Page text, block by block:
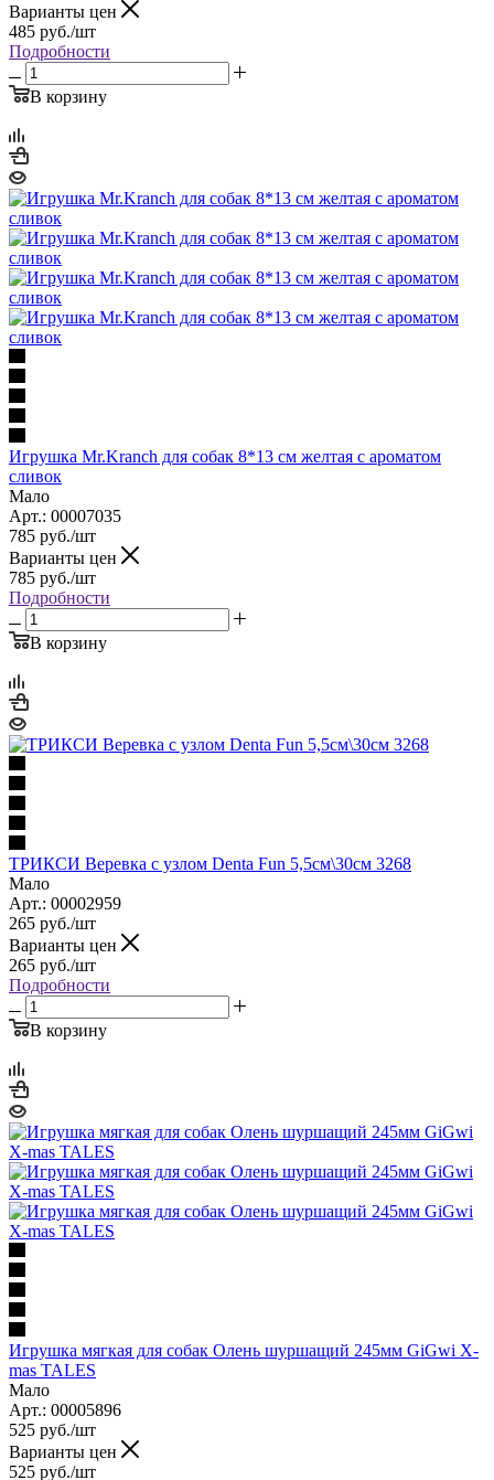
Варианты цен
485 руб./шт
Подробности
В корзину
Игрушка Mr.Kranch для собак 8*13 см желтая с ароматом
сливок
Мало
Арт.: 00007035
785 руб./шт
Варианты цен
785 руб./шт
Подробности
В корзину
ТРИКСИ Веревка с узлом Denta Fun 5,5см\30см 3268
Мало
Арт.: 00002959
265 руб./шт
Варианты цен
265 руб./шт
Подробности
В корзину
Игрушка мягкая для собак Олень шуршащий 245мм GiGwi X-
mas TALES
Мало
Арт.: 00005896
525 руб./шт
Варианты цен
525 руб./шт